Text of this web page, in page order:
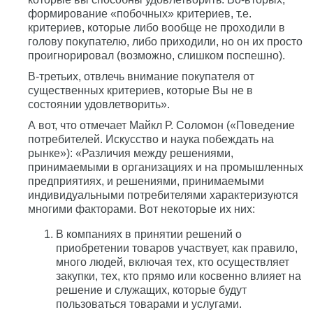
формирование «побочных» критериев, т.е.
критериев, которые либо вообще не проходили в
голову покупателю, либо приходили, но он их просто
проигнорировал (возможно, слишком поспешно).
В-третьих, отвлечь внимание покупателя от
существенных критериев, которые Вы не в
состоянии удовлетворить».
А вот, что отмечает Майкл Р. Соломон («Поведение
потребителей. Искусство и наука побеждать на
рынке»): «Различия между решениями,
принимаемыми в организациях и на промышленных
предприятиях, и решениями, принимаемыми
индивидуальными потребителями характеризуются
многими факторами. Вот некоторые их них:
В компаниях в принятии решений о
приобретении товаров участвует, как правило,
много людей, включая тех, кто осуществляет
закупки, тех, кто прямо или косвенно влияет на
решение и служащих, которые будут
пользоваться товарами и услугами.